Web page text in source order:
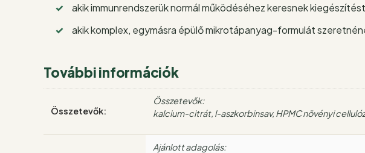
akik immunrendszerük normál működéséhez keresnek kiegészítést
akik komplex, egymásra épülő mikrotápanyag-formulát
További információk
Összetevők:
Összetevők:
kalcium-citrát, l-aszkorbinsav, HPMC növényi
Ajánlott adagolás: